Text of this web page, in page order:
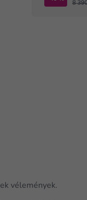
8
vélemények.